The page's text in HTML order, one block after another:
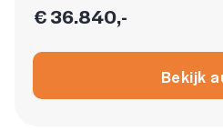
€ 36.840,-
Bekijk